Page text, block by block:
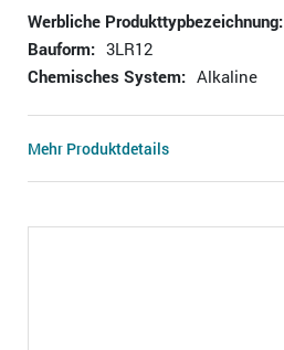
Werbliche Produkttypbezeichnung:
Bauform: 3LR12
Chemisches System: Alkaline
Mehr Produktdetails